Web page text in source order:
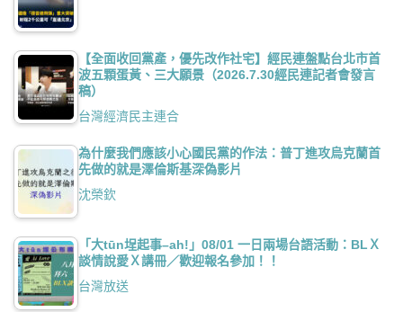
【全面收回黨產，優先改作社宅】經民連盤點台北市首
波五顆蛋黃、三大願景（2026.7.30經民連記者會發言
稿）
台灣經濟民主連合
為什麼我們應該小心國民黨的作法：普丁進攻烏克蘭首
先做的就是澤倫斯基深偽影片
沈榮欽
「大tūn埕起事–ah!」08/01 一日兩場台語活動：BLＸ
談情說愛Ｘ講冊／歡迎報名參加！！
台灣放送